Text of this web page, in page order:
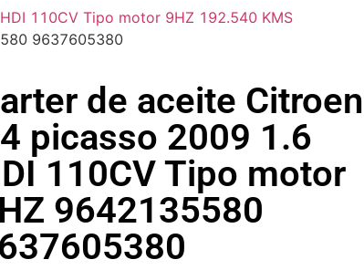
110CV Tipo motor 9HZ 192.540 KMS
9637605380
de aceite Citroen
picasso 2009 1.6
110CV Tipo motor
9642135580